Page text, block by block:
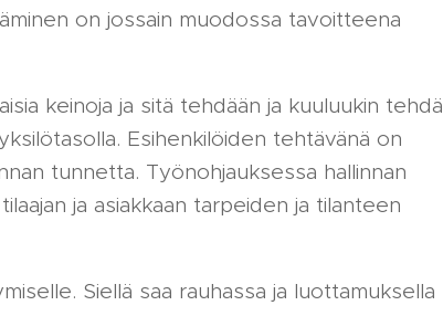
on jossain muodossa tavoitteena
keinoja ja sitä tehdään ja kuuluukin tehdä
Esihenkilöiden tehtävänä on
tunnetta. Työnohjauksessa hallinnan
ja asiakkaan tarpeiden ja tilanteen
Siellä saa rauhassa ja luottamuksella